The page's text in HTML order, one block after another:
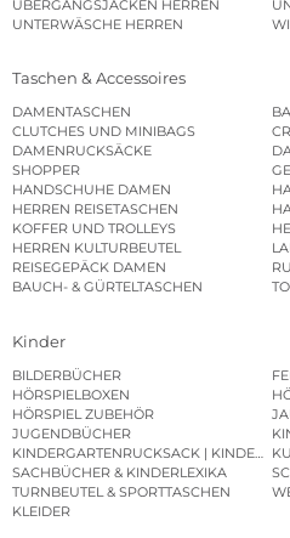
ÜBERGANGSJACKEN HERREN
UNTERWÄSCHE HERREN
Taschen & Accessoires
DAMENTASCHEN
CLUTCHES UND MINIBAGS
DAMENRUCKSÄCKE
SHOPPER
HANDSCHUHE DAMEN
HERREN REISETASCHEN
KOFFER UND TROLLEYS
HERREN KULTURBEUTEL
REISEGEPÄCK DAMEN
BAUCH- & GÜRTELTASCHEN
Kinder
BILDERBÜCHER
HÖRSPIELBOXEN
HÖRSPIEL ZUBEHÖR
JUGENDBÜCHER
SACHBÜCHER & KINDERLEXIKA
TURNBEUTEL & SPORTTASCHEN
KLEIDER